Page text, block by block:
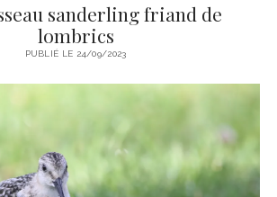
sanderling friand de
lombrics
PUBLIÉ LE 24/09/2023